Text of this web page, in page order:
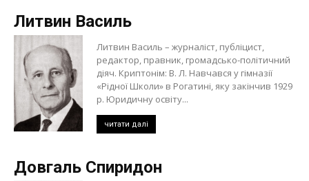
Литвин Василь
Литвин Василь – журналіст, публіцист,
редактор, правник, громадсько-політичний
діяч. Криптонім: В. Л. Навчався у гімназії
«Рідної Школи» в Рогатині, яку закінчив 1929
р. Юридичну освіту...
читати далі
Довгаль Спиридон